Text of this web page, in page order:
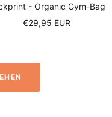
- Organic Gym-Bag
Sale
€29,95 EUR